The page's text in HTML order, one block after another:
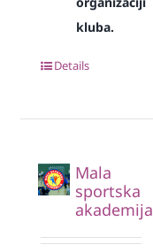
kluba.
Details
Mala
sportska
akademija